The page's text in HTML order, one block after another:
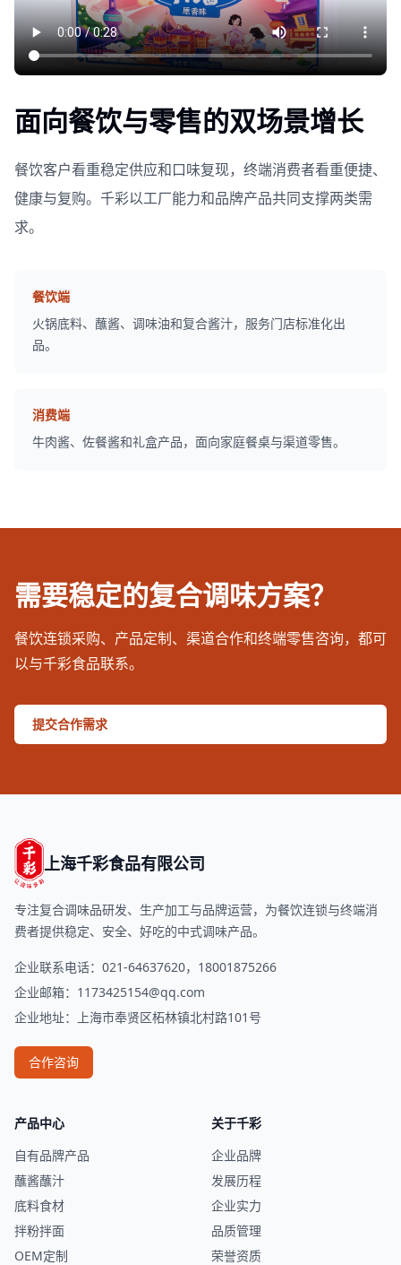
面向餐饮与零售的双场景增长
餐饮客户看重稳定供应和口味复现，终端消费者看重便捷、
健康与复购。千彩以工厂能力和品牌产品共同支撑两类需
求。
餐饮端
火锅底料、蘸酱、调味油和复合酱汁，服务门店标准化出
品。
消费端
牛肉酱、佐餐酱和礼盒产品，面向家庭餐桌与渠道零售。
需要稳定的复合调味方案？
餐饮连锁采购、产品定制、渠道合作和终端零售咨询，都可
以与千彩食品联系。
提交合作需求
上海千彩食品有限公司
专注复合调味品研发、生产加工与品牌运营，为餐饮连锁与终端消
费者提供稳定、安全、好吃的中式调味产品。
企业联系电话：021-64637620，18001875266
企业邮箱： 1173425154@qq.com
企业地址：上海市奉贤区柘林镇北村路101号
合作咨询
产品中心
自有品牌产品
蘸酱蘸汁
底料食材
拌粉拌面
OEM定制
关于千彩
企业品牌
发展历程
企业实力
品质管理
荣誉资质